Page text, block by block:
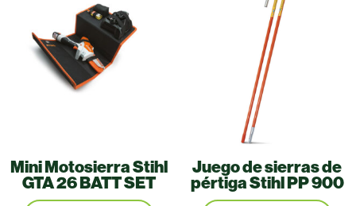
Mini Motosierra Stihl
GTA 26 BATT SET
Juego de sierras de
pértiga Stihl PP 900